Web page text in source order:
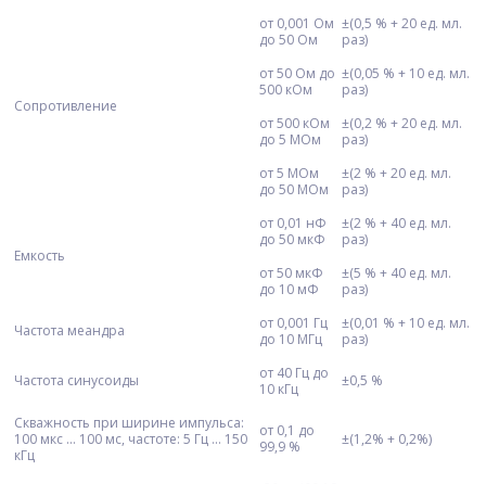
Сопротивление
от 0,001 Ом
до 50 Ом
±(0,5 % + 20 ед. мл.
раз)
от 50 Ом до
500 кОм
±(0,05 % + 10 ед. мл.
раз)
от 500 кОм
до 5 МОм
±(0,2 % + 20 ед. мл.
раз)
от 5 МОм
до 50 МОм
±(2 % + 20 ед. мл.
раз)
Емкость
от 0,01 нФ
до 50 мкФ
±(2 % + 40 ед. мл.
раз)
от 50 мкФ
до 10 мФ
±(5 % + 40 ед. мл.
раз)
Частота меандра
от 0,001 Гц
до 10 МГц
±(0,01 % + 10 ед. мл.
раз)
Частота синусоиды
от 40 Гц до
10 кГц
±0,5 %
Скважность при ширине импульса:
100 мкс ... 100 мс, частоте: 5 Гц ... 150
кГц
от 0,1 до
99,9 %
±(1,2% + 0,2%)